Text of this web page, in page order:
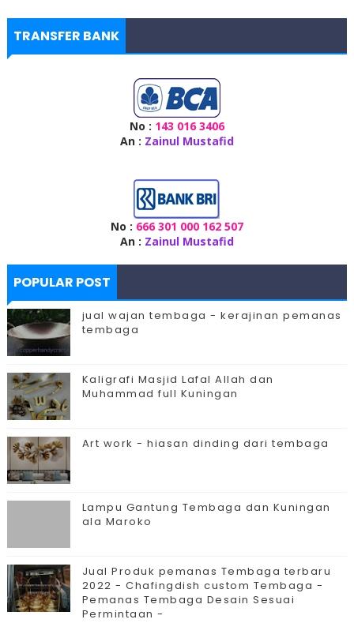
TRANSFER BANK
No : 143 016 3406
An : Zainul Mustafid
No : 666 301 000 162 507
An : Zainul Mustafid
POPULAR POST
jual wajan tembaga - kerajinan pemanas
tembaga
Kaligrafi Masjid Lafal Allah dan
Muhammad full Kuningan
Art work - hiasan dinding dari tembaga
Lampu Gantung Tembaga dan Kuningan
ala Maroko
Jual Produk pemanas Tembaga terbaru
2022 - Chafingdish custom Tembaga -
Pemanas Tembaga Desain Sesuai
Permintaan -